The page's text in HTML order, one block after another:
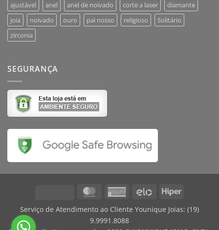
ajustável anel anel de noivado corte a laser
diamante
joia
noivado ouro pai nosso religioso
Solitário
zirconia
SEGURANÇA
MasterCardAmerican Elo Hiper
Serviço de Atendimento ao Cliente Younique Joias: (19)
9.9991.8088